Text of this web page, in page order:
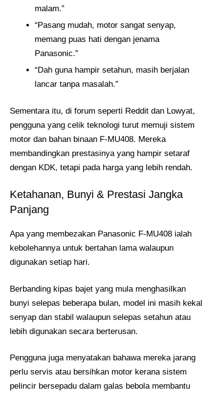
malam.”
“Pasang mudah, motor sangat senyap,
memang puas hati dengan jenama
Panasonic.”
“Dah guna hampir setahun, masih berjalan
lancar tanpa masalah.”
Sementara itu, di forum seperti Reddit dan Lowyat,
pengguna yang celik teknologi turut memuji sistem
motor dan bahan binaan F-MU408. Mereka
membandingkan prestasinya yang hampir setaraf
dengan KDK, tetapi pada harga yang lebih rendah.
Ketahanan, Bunyi & Prestasi Jangka
Panjang
Apa yang membezakan Panasonic F-MU408 ialah
kebolehannya untuk bertahan lama walaupun
digunakan setiap hari.
Berbanding kipas bajet yang mula menghasilkan
bunyi selepas beberapa bulan, model ini masih kekal
senyap dan stabil walaupun selepas setahun atau
lebih digunakan secara berterusan.
Pengguna juga menyatakan bahawa mereka jarang
perlu servis atau bersihkan motor kerana sistem
pelincir bersepadu dalam galas bebola membantu